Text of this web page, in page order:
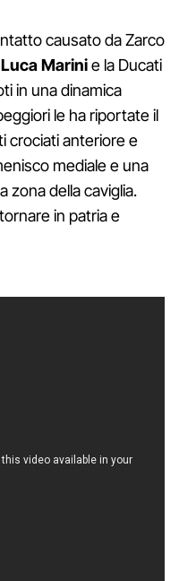
causato da Zarco
Luca Marinie la Ducati
in una dinamica
le ha riportate il
crociati anteriore e
mediale e una
zona della caviglia.
in patria e